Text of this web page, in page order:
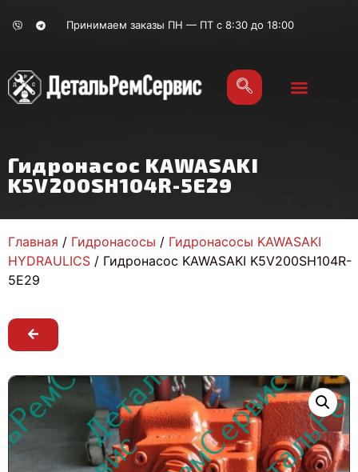
Принимаем заказы ПН — ПТ с 8:30 до 18:00
Гидронасос KAWASAKI
K5V200SH104R-5E29
Главная / Гидронасосы / Гидронасосы KAWASAKI
HYDRAULICS / Гидронасос KAWASAKI K5V200SH104R-
5E29